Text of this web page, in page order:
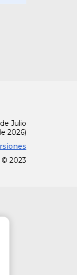
Julio
2026)
© 2023